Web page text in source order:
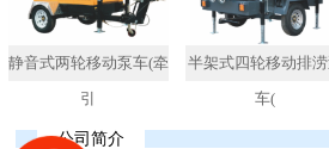
静音式两轮移动泵车(牵
引
半架式四轮移动排
车(
公司简介